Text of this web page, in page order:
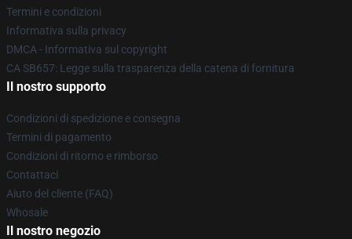
Termini e condizioni
Informativa sulla privacy
DMCA - Informativa sul copyright
CA SB657: Legge sulla trasparenza della catena di fornitura
Il nostro supporto
Condizioni di spedizione e consegna
Termini di pagamento
Condizioni di ritorno e rimborso
Contattaci
Aiuto del cliente (FAQ)
Whosale
Il nostro negozio